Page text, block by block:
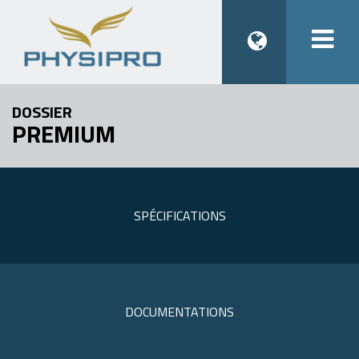
DOSSIER
PREMIUM
SPÉCIFICATIONS
DOCUMENTATIONS